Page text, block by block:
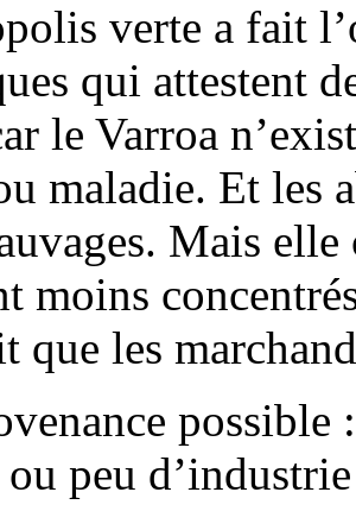
verte a fait
qui attestent
le Varroa
maladie. Et les
Mais
moins
que les
possible
peu